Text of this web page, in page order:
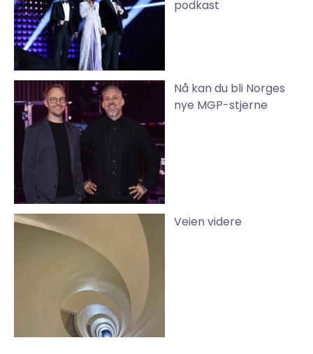
podkast
Nå kan du bli Norges
nye MGP-stjerne
Veien videre